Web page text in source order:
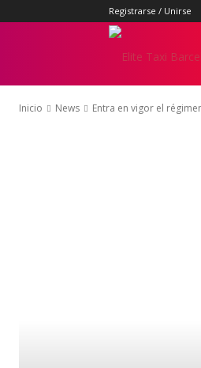
Registrarse / Unirse
Inicio News Entra en vigor el